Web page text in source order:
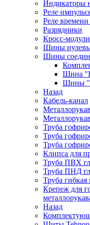
Индикаторы
Реле
Реле
Разрядники
Кросс-модули
Шины
Шины
Шина
Шины
Назад
Кабель-канал
Труба
Труба
Труба
Клипса для
Труба ПВХ
Труба ПНД
Труба
Крепеж для
Назад